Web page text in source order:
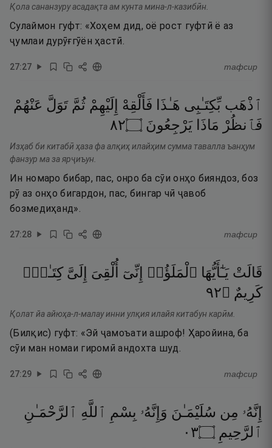
Қола сананзуру асадақта ам кунта мина-л-казибӣн.
Сулаймон гуфт: «Хоҳем дид, оё рост гуфтӣ ё аз
ҷумлаи дурӯғгӯён ҳастӣ.
27:27 тафсир
ٱذْهَب بِّكِتَـٰبِى هَـٰذَا فَأَلْقِهْ إِلَيْهِمْ ثُمَّ تَوَلَّ عَنْهُمْ
فَٱنظُرْ مَاذَا يَرْجِعُونَ ۝٢٨
Изҳаб би китабӣ ҳаза фа алқиҳ илайҳим сумма тавалла ъанҳум
фанзур ма за ярҷиъун.
Ин номаро бибар, пас, онро ба сӯи онҳо бияндоз, боз
рӯ аз онҳо бигардон, пас, бингар чӣ ҷавоб
бозмедиҳанд».
27:28 тафсир
قَالَتْ يَـٰٓأَيُّهَا ٱلْمَلَؤُا۟ إِنِّىٓ أُلْقِىَ إِلَىَّ كِتَـٰبٌۭ
كَرِيمٌ ۝٢٩
Қолат йа айюҳа-л-малау инни улқия илайя китабун карӣм.
(Билқис) гуфт: «Эй ҷамоъати ашроф! Ҳаройина, ба
сӯи ман номаи гиромӣ андохта шуд.
27:29 тафсир
إِنَّهُۥ مِن سُلَيْمَـٰنَ وَإِنَّهُۥ بِسْمِ ٱللَّهِ ٱلرَّحْمَـٰنِ
ٱلرَّحِيمِ ۝٣٠